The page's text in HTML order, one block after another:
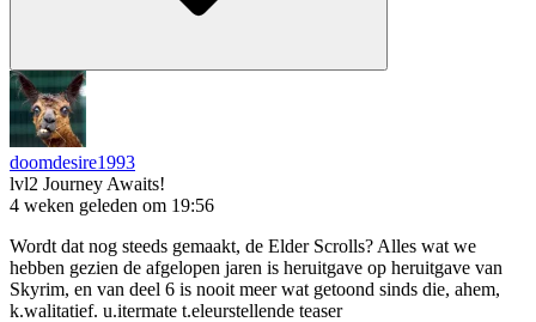
doomdesire1993
lvl2 Journey Awaits!
4 weken geleden om 19:56
Wordt dat nog steeds gemaakt, de Elder Scrolls? Alles wat we
hebben gezien de afgelopen jaren is heruitgave op heruitgave van
Skyrim, en van deel 6 is nooit meer wat getoond sinds die, ahem,
k.walitatief. u.itermate t.eleurstellende teaser